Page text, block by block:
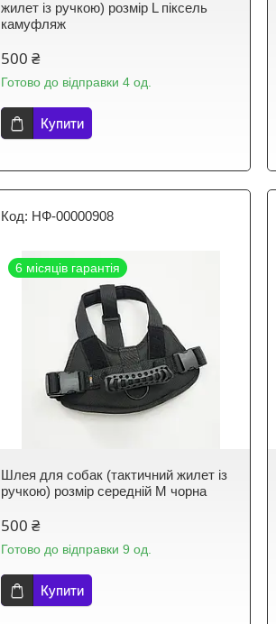
жилет із ручкою) розмір L піксель
камуфляж
500 ₴
Готово до відправки 4 од.
Купити
НФ-00000908
6 місяців гарантія
Шлея для собак (тактичний жилет із
ручкою) розмір середній M чорна
500 ₴
Готово до відправки 9 од.
Купити